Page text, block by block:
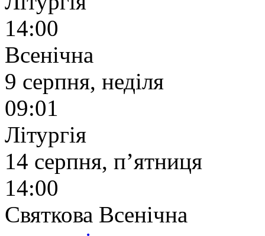
14:00
Всенічна
9 серпня, неділя
09:01
Літургія
14 серпня, п’ятниця
14:00
Святкова Всенічна